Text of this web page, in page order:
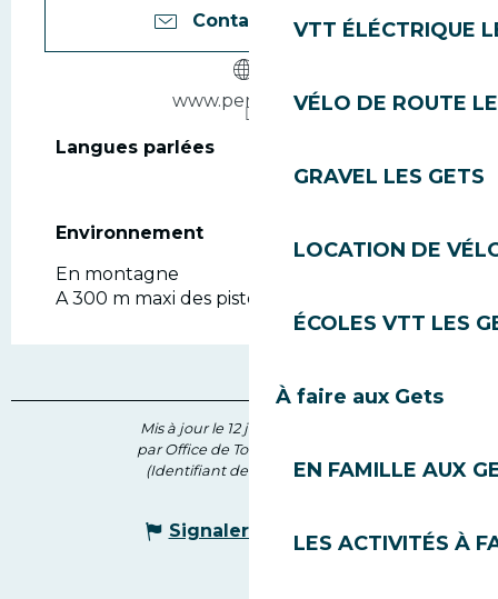
VTT ÉLÉCTRIQUE
VÉLO DE ROUTE
GRAVEL LES GETS
LOCATION DE
ÉCOLES VTT LES
À faire aux Gets
EN FAMILLE AUX
LES ACTIVITÉS À
Contactez-nous
www.perrieres.ski
Langues parlées
Langues parlées
Environnement
Environnement
En montagne
A 300 m maxi des pistes
Mis à jour le 12 juin 2026 à 17:05
par Office de Tourisme des Gets
(Identifiant de l'offre :172793)
Signaler une erreur